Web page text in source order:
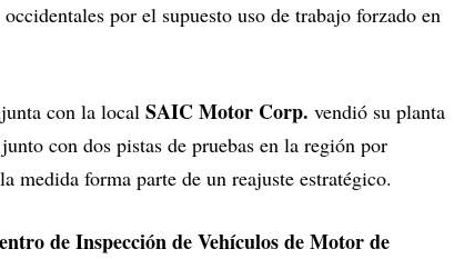
por el supuesto uso de trabajo forzado en
con la local SAIC Motor Corp. vendió su planta
con dos pistas de pruebas en la región por
medida forma parte de un reajuste estratégico.
de Inspección de Vehículos de Motor de